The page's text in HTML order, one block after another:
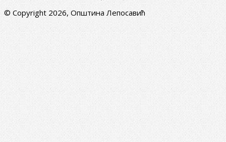
© Copyright 2026, Општина Лепосавић